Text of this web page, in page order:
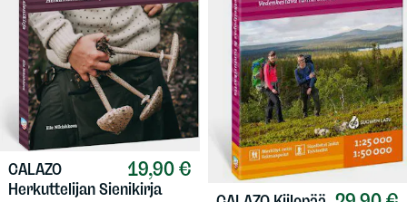
19,90 €
CALAZO
Herkuttelijan Sienikirja